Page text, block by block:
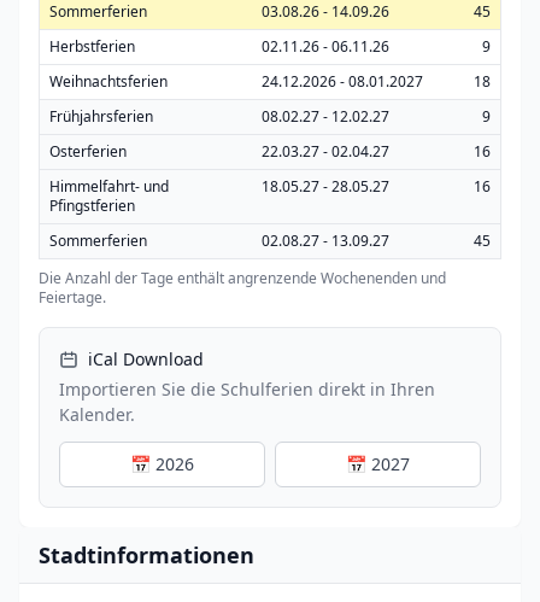
Sommerferien
03.08.26 - 14.09.26
45
Herbstferien
02.11.26 - 06.11.26
9
Weihnachtsferien
24.12.2026 - 08.01.2027
18
Frühjahrsferien
08.02.27 - 12.02.27
9
Osterferien
22.03.27 - 02.04.27
16
Himmelfahrt- und
Pfingstferien
18.05.27 - 28.05.27 16
Sommerferien 02.08.27 - 13.09.27
45
Die Anzahl der Tage enthält angrenzende Wochenenden und
Feiertage.
iCal Download
Importieren Sie die Schulferien direkt in Ihren
Kalender.
📅 2026 📅 2027
Stadtinformationen